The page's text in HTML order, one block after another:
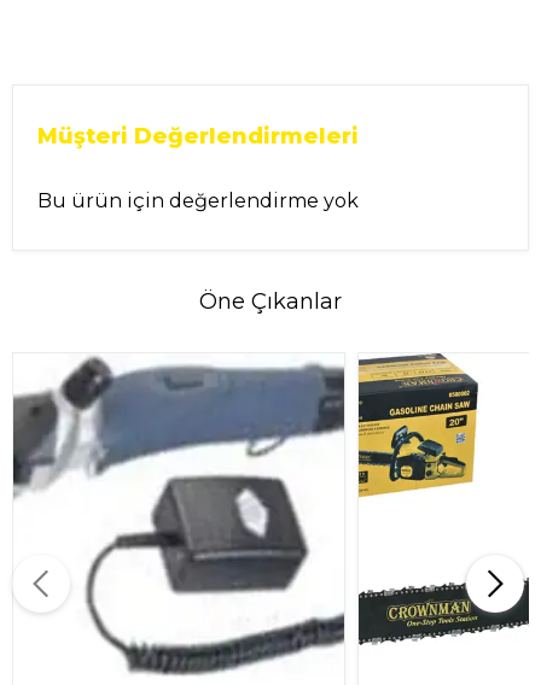
Müşteri Değerlendirmeleri
Bu ürün için değerlendirme yok
Öne Çıkanlar